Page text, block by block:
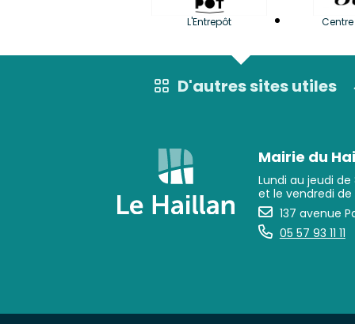
L'Entrepôt
D'autres sites utiles
Mairie du
Lundi au jeudi de
et le vendredi de
137 avenue
05 57 93 11 11